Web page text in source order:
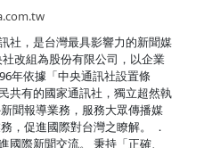
社，是台灣最具影響力的新聞媒
改組為股份有限公司，以企業
年依據「中央通訊社設置條
共有的國家通訊社，獨立超然執
聞報導業務，服務大眾傳播媒
，促進國際對台灣之瞭解。 ．
際新聞交流。 秉持「正確、